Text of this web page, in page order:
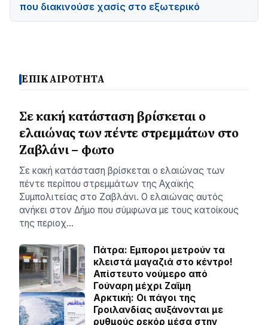
που διακινούσε χασίς στο εξωτερικό
ΕΠΙΚΑΙΡΟΤΗΤΑ
Σε κακή κατάσταση βρίσκεται ο
ελαιώνας των πέντε στρεμμάτων στο
Ζαβλάνι – φωτο
Σε κακή κατάσταση βρίσκεται ο ελαιώνας των
πέντε περίπου στρεμμάτων της Αχαϊκής
Συμπολιτείας στο Ζαβλάνι. Ο ελαιώνας αυτός
ανήκει στον Δήμο που σύμφωνα με τους κατοίκους
της περιοχ…
Πάτρα: Εμποροι μετρούν τα
κλειστά μαγαζιά στο κέντρο!
Απίστευτο νούμερο από
Γούναρη μέχρι Ζαϊμη
Αρκτική: Οι πάγοι της
Γροιλανδίας αυξάνονται με
ρυθμούς ρεκόρ μέσα στην